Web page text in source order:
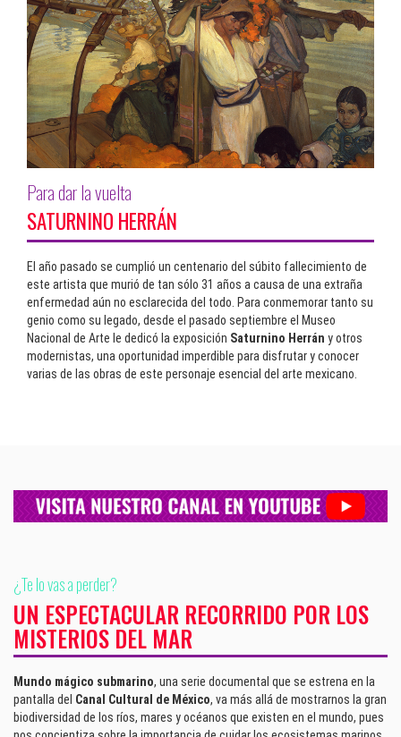
Para dar la vuelta
SATURNINO HERRÁN
El año pasado se cumplió un centenario del súbito fallecimiento de
este artista que murió de tan sólo 31 años a causa de una extraña
enfermedad aún no esclarecida del todo. Para conmemorar tanto su
genio como su legado, desde el pasado septiembre el Museo
Nacional de Arte le dedicó la exposición Saturnino Herrán y otros
modernistas, una oportunidad imperdible para disfrutar y conocer
varias de las obras de este personaje esencial del arte mexicano.
¿Te lo vas a perder?
UN ESPECTACULAR RECORRIDO POR LOS
MISTERIOS DEL MAR
Mundo mágico submarino, una serie documental que se estrena en la
pantalla del Canal Cultural de México, va más allá de mostrarnos la gran
biodiversidad de los ríos, mares y océanos que existen en el mundo, pues